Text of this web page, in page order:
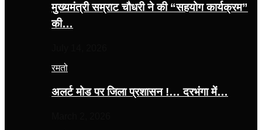
मुख्यमंत्री सम्राट चौधरी ने की “सहयोग कार्यक्रम”
की…
रमतो
अलर्ट मोड पर जिला प्रशासन !… दरभंगा में…